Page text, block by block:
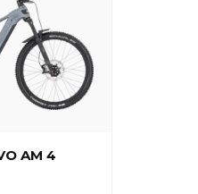
AM 4